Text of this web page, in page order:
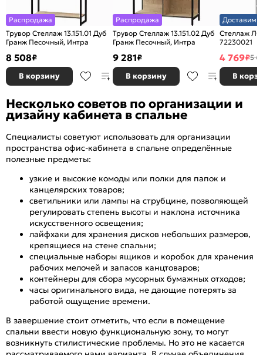
Распродажа
Трувор Стеллаж 13.151.01 Дуб
Гранж Песочный, Интра
8 508₽
В корзину
Распродажа
Трувор Стеллаж 13.151.02 Дуб
Гранж Песочный, Интра
9 281₽
В корзину
Доставим
Стеллаж
72230021
4 769₽5
В
Несколько советов по организации и
дизайну кабинета в спальне
Специалисты советуют использовать для организации
пространства офис-кабинета в спальне определённые
полезные предметы:
узкие и высокие комоды или полки для папок и
канцелярских товаров;
светильники или лампы на струбцине, позволяющей
регулировать степень высоты и наклона источника
искусственного освещения;
лайфхаки для хранения дисков небольших размеров,
крепящиеся на стене спальни;
специальные наборы ящиков и коробок для хранения
рабочих мелочей и запасов канцтоваров;
контейнеры для сбора мусорных бумажных отходов;
часы оригинального вида, не дающие потерять за
работой ощущение времени.
В завершение стоит отметить, что если в помещение
спальни ввести новую функциональную зону, то могут
возникнуть стилистические проблемы. Но это не касается